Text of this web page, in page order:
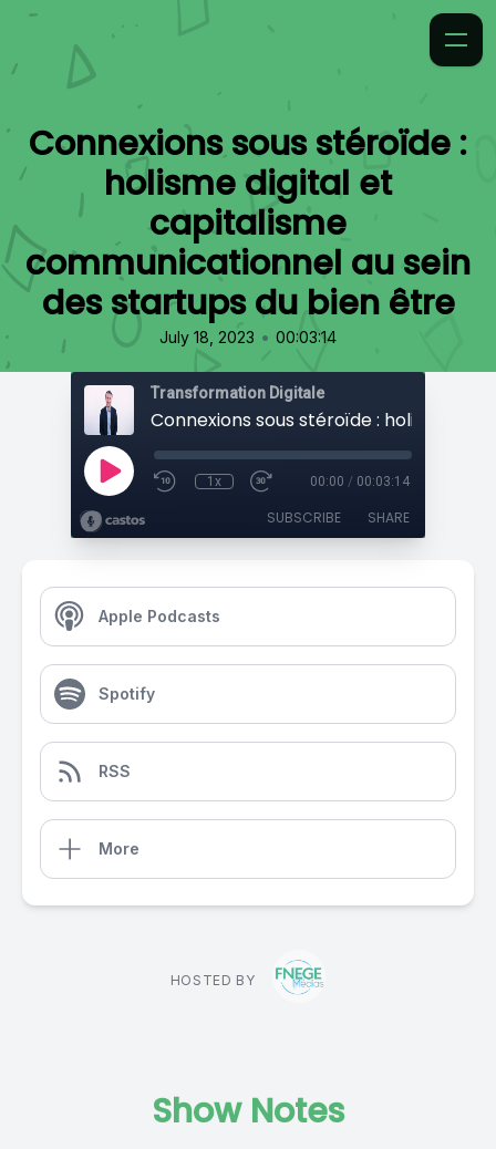
Connexions sous stéroïde :
holisme digital et
capitalisme
communicationnel au sein
des startups du bien être
July 18, 2023 • 00:03:14
Transformation Digitale
1x 00:00 / 00:03:14
SUBSCRIBE SHARE
Apple Podcasts
Spotify
RSS
More
HOSTED BY
Show Notes